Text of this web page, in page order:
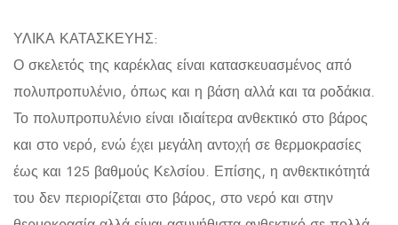
ΥΛΙΚΑ ΚΑΤΑΣΚΕΥΗΣ:
Ο σκελετός της καρέκλας είναι κατασκευασμένος από
πολυπροπυλένιο, όπως και η βάση αλλά και τα ροδάκια.
Το πολυπροπυλένιο είναι ιδιαίτερα ανθεκτικό στο βάρος
και στο νερό, ενώ έχει μεγάλη αντοχή σε θερμοκρασίες
έως και 125 βαθμούς Κελσίου. Επίσης, η ανθεκτικότητά
του δεν περιορίζεται στο βάρος, στο νερό και στην